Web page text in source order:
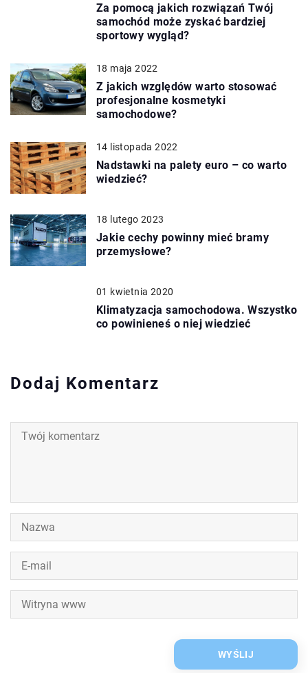
Za pomocą jakich rozwiązań Twój
samochód może zyskać bardziej
sportowy wygląd?
18 maja 2022
Z jakich względów warto stosować
profesjonalne kosmetyki
samochodowe?
14 listopada 2022
Nadstawki na palety euro – co warto
wiedzieć?
18 lutego 2023
Jakie cechy powinny mieć bramy
przemysłowe?
01 kwietnia 2020
Klimatyzacja samochodowa. Wszystko
co powinieneś o niej wiedzieć
Dodaj Komentarz